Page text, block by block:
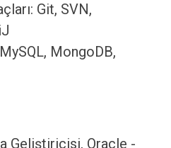
Git, SVN,
MongoDB,
Geliştiricisi, Oracle -